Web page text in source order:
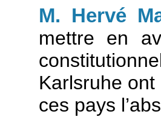
M. Hervé
mettre en
Karlsruhe
ces pays